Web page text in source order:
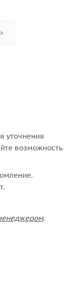
уточнения
возможность
.